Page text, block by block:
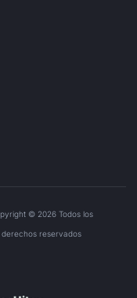
© 2026 Todos los
derechos reservados